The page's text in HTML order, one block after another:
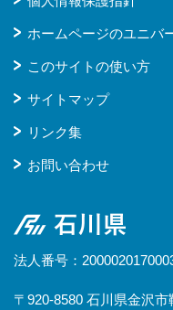
ホームページのユニバ
このサイトの使い方
サイトマップ
リンク集
お問い合わせ
石川県
法人番号：
〒920-8580 石川県金沢